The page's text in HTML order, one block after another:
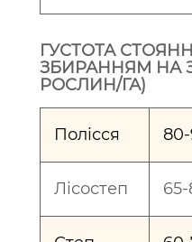
ГУСТОТА
ЗБИРАННЯМ НА
РОСЛИН/ГА)
Полісся
Лісостеп